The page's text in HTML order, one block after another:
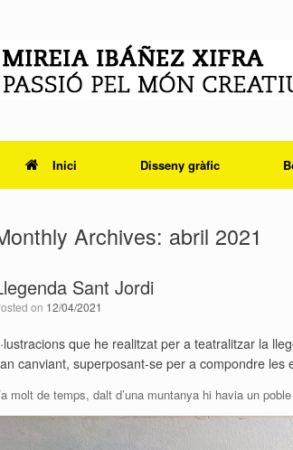
Inici Disseny gràfic
Archives: abril 2021
Sant Jordi
Posted on 12/04/2021
que he realitzat per a teatralitzar la
canviant, superposant-se per a compondre
molt de temps, dalt d’una muntanya hi havia un